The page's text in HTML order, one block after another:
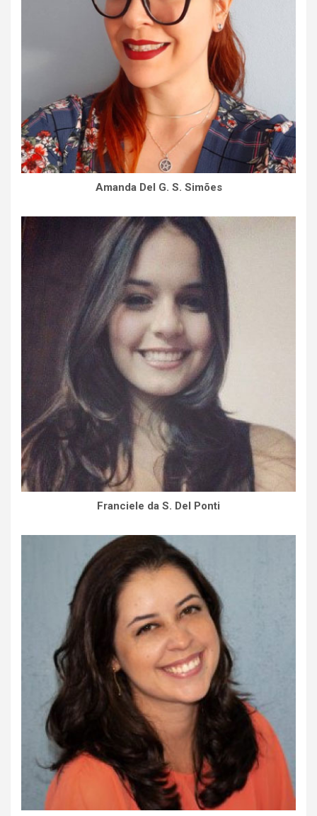
Amanda Del G. S. Simões
Franciele da S. Del Ponti